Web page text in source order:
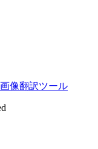
像翻訳ツール